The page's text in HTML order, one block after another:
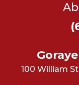
100 William